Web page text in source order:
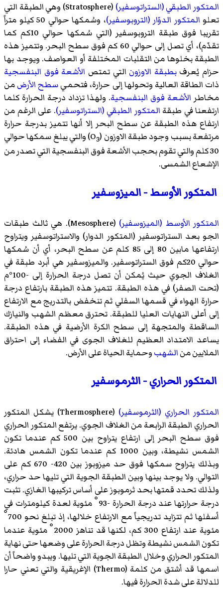
المتكور الطبقي (الستراتوسفير) (
Stratosphere)‏ وهي الطبقة التي
تعلو المتكور الدوّار (التروبوسفير)
، وسُمكها حوالي 50 كيلو متراً
تقريبا فوق طبقة التروبوسفير (التي سُمكها حوالي 10كم كما
تقدّم)، أي تصل إلى حوالي 60 كم فوق سطح البحر. وتتميز هذه
الطبقة بخلوها من التقلبات المختلفة أو العواصف. ويوجد بها
حزام يُعرفبطبقة الاوزون التي تمتص الأشعة فوق البنفسجية
ذات الطاقة العالية وتحولها إلى حرارة، فتحميسطح الأرضمن
مخاطر الأشعة فوق البنفسجية. ولهذا تزداد درجة الحرارة كلما
ارتفعنا في طبقة المتكور الطبقي (الستراتوسفير). على الرغم من
ارتفاع هذه الطبقة عن سطح البحر إلا أنها تتميز بدرجة حرارة
مرتفعة بسبب وجود طبقة الاوزون (O3
) والتي يبلغ سمكها حوالي
30 كلم والتي تقوم بحجب الأشعة فوق البنفسجية التي تصدر من
الإشعاع الشمسى.
المتكور الأوسط - الميزوسفير
المتكور الأوسط (الميزوسفير) (
Mesosphere)‏. هي ثالث طبقات
الجو بعد الستراتوسفير (المتكور الدوار) والاستراتوسفير ويتراوح
ارتفاعها مابين 80 إلى 85 كلم عن سطح البحر، أي أن سُمكها
حوالي 20كم فوق الستراتوسفير. والميزوسفير هي أبرد طبقة في
الغلاف الجوي حيث يُمكن أن تصل درجة الحرارة إلى -100°م
(تحت الصفر) في هذه الطبقة. تتميز هذه الطبقة بارتفاع درجة
حرارة الهواء في قسمها السفلي ثم تنخفض بالتدريج مع الارتفاع
إلى أعلى النهايات العليا للطبقة. تحترق معظم الشهب والنيازك
الساقطة والمتجهة إلى سطح الكرة الأرضية في هذه الطبقة.
يساعد الامتداد العظيم للغلاف الجوى في الفضاء إلى احتراق
الملايين منالشهبوحماية الحياة على الأرض.
المتكور الحراري - الثرموسفير
المتكور الحراري (الثرموسفير) (
Thermosphere)‏ يشكل المتكور
الحراري الطبقة الرابعة من الغلاف الجوي. يرتفع المتكور الحراري
فوق سطح البحر إلى ارتفاع يتراوح بين 500 كم عندما تكون
الشمس نشيطة، وبين 1000 كم عندما تكون الشمس هادئة.
وبذلك يتراوح سمكها فوق حد ميزوبوز بين 420- 670 كم على
التوالي. ولا يوجد بينها وبين الطبقة الجوية التي تليها حد حراري،
ولذلك تحدد قمتها بحد ثرموبوز على أساس تركيبها الغازي. تثبت
درجة حرارتها عند درجة الحرارة -93 ْ مئوية لعدة كيلومترات في
أسفلها ثم تتزايد تدريجياً مع الارتفاع خلالها، إذ تبلغ نحو 700 ْ
مئوية عند ارتفاع 300 كم، لكنها قد تناهز 2000 ْ مئوية عندما
تكون الشمس نشيطة وتظل درجة الحرارة على وضعها حتى نهاية
المتكور الحراري وخلال الطبقة الجوية التي تليها. ويبدو واضحاً أن
اسمها قد أشتق من كلمة (Thermo) الإغريقية والتي تعني حارا
للدلالة على شدة الحرارة فيها.